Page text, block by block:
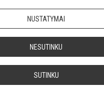
NUSTATYMAI
NESUTINKU
SUTINKU